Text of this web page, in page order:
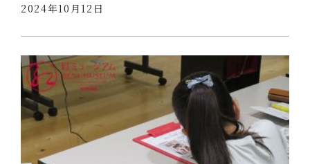
2024年10月12日